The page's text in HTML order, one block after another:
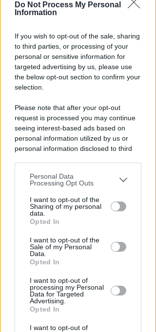
Do Not Process My Personal
Information
If you wish to opt-out of the sale, sharing
to third parties, or processing of your
personal or sensitive information for
targeted advertising by us, please use
the below opt-out section to confirm your
selection.
Please note that after your opt-out
request is processed you may continue
seeing interest-based ads based on
personal information utilized by us or
personal information disclosed to third
You may separately opt-out of the further
disclosure of your personal information
by third parties on the IAB’s list of
downstream participants.
by us to third parties on the IAB’s List of
Downstream Participants that may
further disclose it to other third parties.
Personal Data
Processing Opt Outs
I want to opt-out of the
Sharing of my personal
data.
Opted In
I want to opt-out of the
Sale of my Personal
Data.
Opted In
I want to opt-out of
processing my Personal
Data for Targeted
Advertising.
Opted In
I want to opt-out of
Il Bluenext Sailing Team chiude
la 44ª Copa del Rey MAPFRE al
6° posto
diIcaro Sport FOTO
RITARDI
Sbatte contro il muso del treno,
sbalzato sulla banchina. Grave
al Bufalini